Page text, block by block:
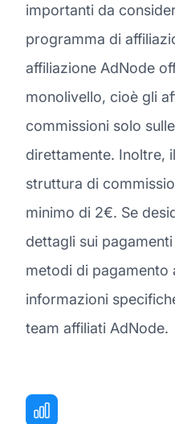
importanti da
programma di
affiliazione AdNode
monolivello, cioè gli
commissioni solo
direttamente. Inoltre,
struttura di
minimo di 2€. Se
dettagli sui
metodi di pagamento
informazioni
team affiliati AdNode.